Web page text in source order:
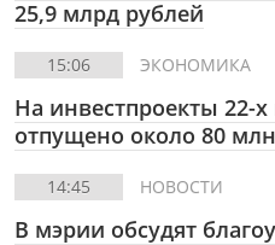
25,9 млрд рублей
15:06 ЭКОНОМИКА
На инвестпроекты 22-
отпущено около 80
14:45 НОВОСТИ
В мэрии обсудят